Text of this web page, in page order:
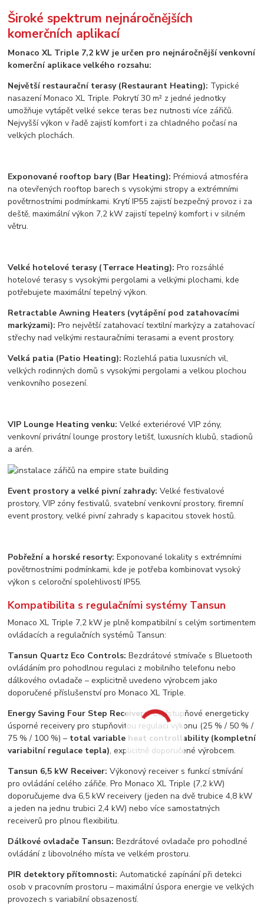
Široké spektrum nejnáročnějších
komerčních aplikací
Monaco XL Triple 7,2 kW je určen pro nejnáročnější venkovní
komerční aplikace velkého rozsahu:
Největší restaurační terasy (Restaurant Heating): Typické
nasazení Monaco XL Triple. Pokrytí 30 m² z jedné jednotky
umožňuje vytápět velké sekce teras bez nutnosti více zářičů.
Nejvyšší výkon v řadě zajistí komfort i za chladného počasí na
velkých plochách.
Exponované rooftop bary (Bar Heating): Prémiová atmosféra
na otevřených rooftop barech s vysokými stropy a extrémními
povětrnostními podmínkami. Krytí IP55 zajistí bezpečný provoz i za
deště, maximální výkon 7,2 kW zajistí tepelný komfort i v silném
větru.
Velké hotelové terasy (Terrace Heating): Pro rozsáhlé
hotelové terasy s vysokými pergolami a velkými plochami, kde
potřebujete maximální tepelný výkon.
Retractable Awning Heaters (vytápění pod zatahovacími
markýzami): Pro největší zatahovací textilní markýzy a zatahovací
střechy nad velkými restauračními terasami a event prostory.
Velká patia (Patio Heating): Rozlehlá patia luxusních vil,
velkých rodinných domů s vysokými pergolami a velkou plochou
venkovního posezení.
VIP Lounge Heating venku: Velké exteriérové VIP zóny,
venkovní privátní lounge prostory letišť, luxusních klubů, stadionů
a arén.
Event prostory a velké pivní zahrady: Velké festivalové
prostory, VIP zóny festivalů, svatební venkovní prostory, firemní
event prostory, velké pivní zahrady s kapacitou stovek hostů.
Pobřežní a horské resorty: Exponované lokality s extrémními
povětrnostními podmínkami, kde je potřeba kombinovat vysoký
výkon s celoroční spolehlivostí IP55.
Kompatibilita s regulačními systémy Tansun
Monaco XL Triple 7,2 kW je plně kompatibilní s celým sortimentem
ovládacích a regulačních systémů Tansun:
Tansun Quartz Eco Controls: Bezdrátové stmívače s Bluetooth
ovládáním pro pohodlnou regulaci z mobilního telefonu nebo
dálkového ovladače – explicitně uvedeno výrobcem jako
doporučené příslušenství pro Monaco XL Triple.
Energy Saving Four Step Receivers:Čtyřstupňové energeticky
úsporné receivery pro stupňovitou regulaci výkonu (25 % / 50 % /
75 % / 100 %) – total variable heat controllability (kompletní
variabilní regulace tepla), explicitně doporučené výrobcem.
Tansun 6,5 kW Receiver: Výkonový receiver s funkcí stmívání
pro ovládání celého zářiče. Pro Monaco XL Triple (7,2 kW)
doporučujeme dva 6,5 kW receivery (jeden na dvě trubice 4,8 kW
a jeden na jednu trubici 2,4 kW) nebo více samostatných
receiverů pro plnou flexibilitu.
Dálkové ovladače Tansun: Bezdrátové ovladače pro pohodlné
ovládání z libovolného místa ve velkém prostoru.
PIR detektory přítomnosti: Automatické zapínání při detekci
osob v pracovním prostoru – maximální úspora energie ve velkých
provozech s variabilní obsazeností.